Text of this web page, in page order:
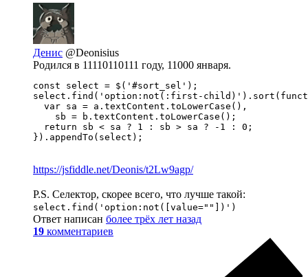
Денис @Deonisius
Родился в 11110110111 году, 11000 января.
const select = $('#sort_sel');
select.find('option:not(:first-
  var sa = a.textContent.toLowerCase(),
    sb = b.textContent.toLowerCase();
  return sb < sa ? 1 : sb > sa ? -1 : 0;
}).appendTo(select);
https://jsfiddle.net/Deonis/t2Lw9agp/
P.S. Селектор, скорее всего, что лучше такой:
select.find('option:not([value=""])')
Ответ написан более трёх лет назад
19 комментариев